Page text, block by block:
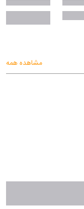
مشاهده همه